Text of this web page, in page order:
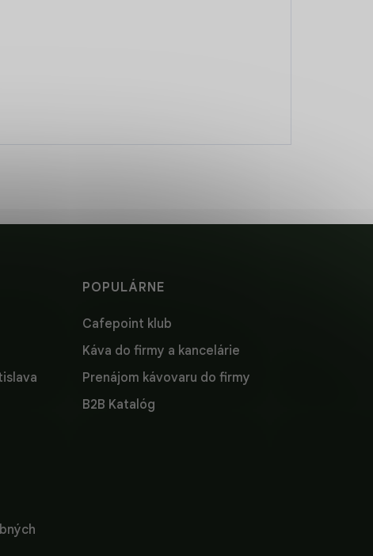
POPULÁRNE
Cafepoint klub
Káva do firmy a kancelárie
Prenájom kávovaru do firmy
B2B Katalóg